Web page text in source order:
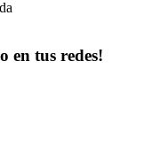
en tus redes!